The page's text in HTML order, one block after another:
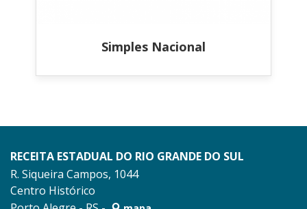
Simples Nacional
RECEITA ESTADUAL DO RIO GRANDE DO SUL
R. Siqueira Campos, 1044
Centro Histórico